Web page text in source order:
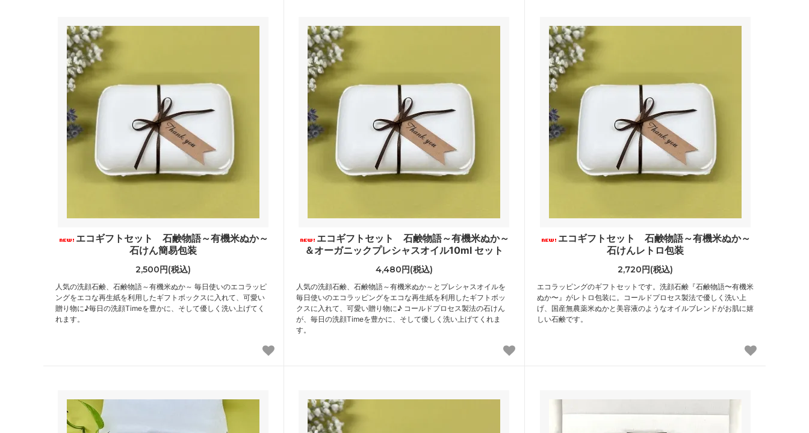
エコギフトセット 石鹸物語～有機米ぬか～
石けん簡易包装
2,500円(税込)
人気の洗顔石鹸、石鹸物語～有機米ぬか～ 毎日使いのエコラッピ
ングをエコな再生紙を利用したギフトボックスに入れて、可愛い
贈り物に♪毎日の洗顔Timeを豊かに、そして優しく洗い上げてく
れます。
エコギフトセット 石鹸物語～有機米ぬか～
＆オーガニックプレシャスオイル10ml セット
4,480円(税込)
人気の洗顔石鹸、石鹸物語～有機米ぬか～とプレシャスオイルを
毎日使いのエコラッピングをエコな再生紙を利用したギフトボッ
クスに入れて、可愛い贈り物に♪ コールドプロセス製法の石けん
が、毎日の洗顔Timeを豊かに、そして優しく洗い上げてくれま
す。
エコギフトセット 石鹸物語～有機米ぬか～
石けんレトロ包装
2,720円(税込)
エコラッピングのギフトセットです。洗顔石鹸『石鹸物語〜有機米
ぬか〜』がレトロ包装に。コールドプロセス製法で優しく洗い上
げ、国産無農薬米ぬかと美容液のようなオイルブレンドがお肌に嬉
しい石鹸です。